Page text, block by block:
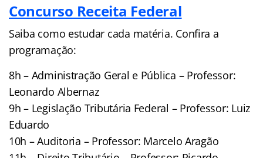
Concurso Receita Federal
Saiba como estudar cada matéria. Confira a
programação:
8h – Administração Geral e Pública – Professor:
Leonardo Albernaz
9h – Legislação Tributária Federal – Professor: Luiz
Eduardo
10h – Auditoria – Professor: Marcelo Aragão